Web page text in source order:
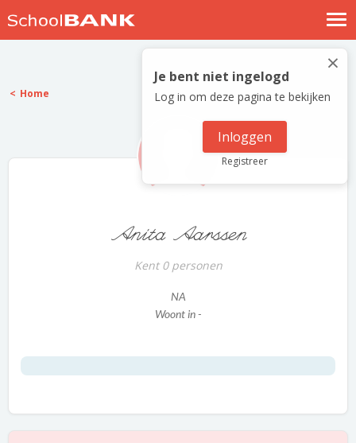
Nostalgische verhalen
Log in
Meld je gratis aan
×
Je bent niet ingelogd
Log in om deze pagina te bekijken
Inloggen
Registreer
Home
Anita Aarssen
Kent 0 personen
NA
Woont in -